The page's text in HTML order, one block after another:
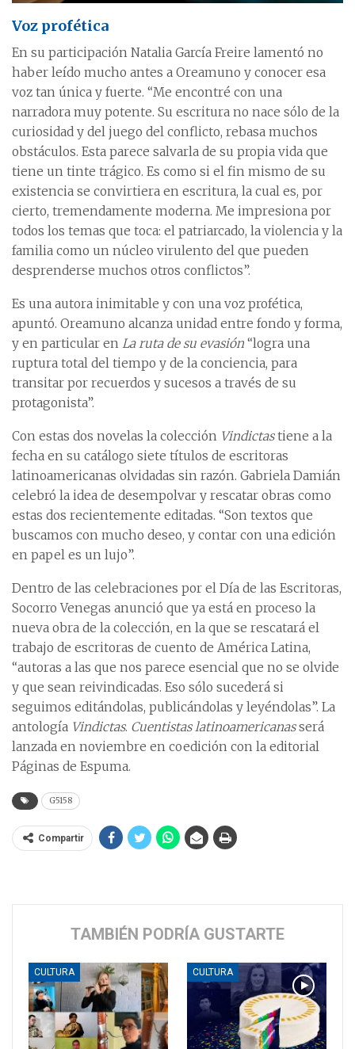
Voz profética
En su participación Natalia García Freire lamentó no
haber leído mucho antes a Oreamuno y conocer esa
voz tan única y fuerte. “Me encontré con una
narradora muy potente. Su escritura no nace sólo de la
curiosidad y del juego del conflicto, rebasa muchos
obstáculos. Esta parece salvarla de su propia vida que
tiene un tinte trágico. Es como si el fin mismo de su
existencia se convirtiera en escritura, la cual es, por
cierto, tremendamente moderna. Me impresiona por
todos los temas que toca: el patriarcado, la violencia y la
familia como un núcleo virulento del que pueden
desprenderse muchos otros conflictos”.
Es una autora inimitable y con una voz profética,
apuntó. Oreamuno alcanza unidad entre fondo y forma,
y en particular en La ruta de su evasión “logra una
ruptura total del tiempo y de la conciencia, para
transitar por recuerdos y sucesos a través de su
protagonista”.
Con estas dos novelas la colección Vindictastiene a la
fecha en su catálogo siete títulos de escritoras
latinoamericanas olvidadas sin razón. Gabriela Damián
celebró la idea de desempolvar y rescatar obras como
estas dos recientemente editadas. “Son textos que
buscamos con mucho deseo, y contar con una edición
en papel es un lujo”.
Dentro de las celebraciones por el Día de las Escritoras,
Socorro Venegas anunció que ya está en proceso la
nueva obra de la colección, en la que se rescatará el
trabajo de escritoras de cuento de América Latina,
“autoras a las que nos parece esencial que no se olvide
y que sean reivindicadas. Eso sólo sucederá si
seguimos editándolas, publicándolas y leyéndolas”. La
antología Vindictas. Cuentistas latinoamericanasserá
lanzada en noviembre en coedición con la editorial
Páginas de Espuma.
G5158
Compartir
TAMBIÉN PODRÍA GUSTARTE
CULTURA CULTURA